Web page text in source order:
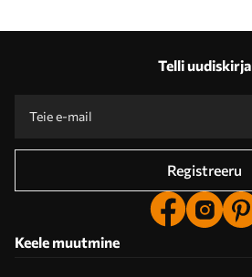
Telli uudiskirja
Registreeru
Keele muutmine